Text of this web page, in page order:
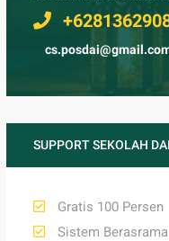
SUPPORT SEKOLAH DAI
Gratis 100 Persen
Sistem Berasrama